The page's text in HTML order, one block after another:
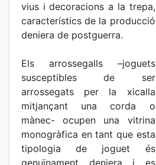
vius i decoracions a la trepa,
característics de la producció
deniera de postguerra.
Els arrossegalls –joguets
susceptibles de ser
arrossegats per la xicalla
mitjançant una corda o
mànec- ocupen una vitrina
monogràfica en tant que esta
tipologia de joguet és
genuïnament deniera i es